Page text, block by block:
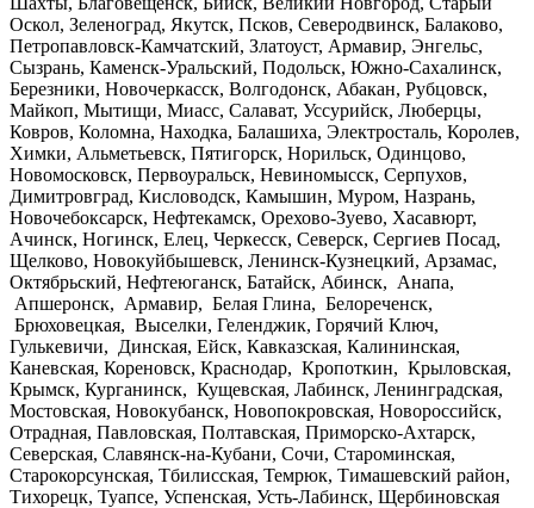
Оскол, Зеленоград, Якутск, Псков, Северодвинск, Балаково,
Петропавловск-Камчатский, Златоуст, Армавир, Энгельс,
Сызрань, Каменск-Уральский, Подольск, Южно-Сахалинск,
Березники, Новочеркасск, Волгодонск, Абакан, Рубцовск,
Майкоп, Мытищи, Миасс, Салават, Уссурийск, Люберцы,
Ковров, Коломна, Находка, Балашиха, Электросталь, Королев,
Химки, Альметьевск, Пятигорск, Норильск, Одинцово,
Новомосковск, Первоуральск, Невиномысск, Серпухов,
Димитровград, Кисловодск, Камышин, Муром, Назрань,
Новочебоксарск, Нефтекамск, Орехово-Зуево, Хасавюрт,
Ачинск, Ногинск, Елец, Черкесск, Северск, Сергиев Посад,
Щелково, Новокуйбышевск, Ленинск-Кузнецкий, Арзамас,
Октябрьский, Нефтеюганск, Батайск, Абинск, Анапа,
Апшеронск, Армавир, Белая Глина, Белореченск,
Брюховецкая, Выселки, Геленджик, Горячий Ключ,
Гулькевичи, Динская, Ейск, Кавказская, Калининская,
Каневская, Кореновск, Краснодар, Кропоткин, Крыловская,
Крымск, Курганинск, Кущевская, Лабинск, Ленинградская,
Мостовская, Новокубанск, Новопокровская, Новороссийск,
Отрадная, Павловская, Полтавская, Приморско-Ахтарск,
Северская, Славянск-на-Кубани, Сочи, Староминская,
Старокорсунская, Тбилисская, Темрюк, Тимашевский район,
Тихорецк, Туапсе, Успенская, Усть-Лабинск, Щербиновская